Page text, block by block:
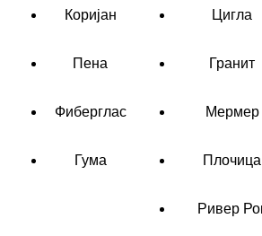
Коријан Цигла
Пена Гранит
Фиберглас Мермер
Гума Плочица
Ривер